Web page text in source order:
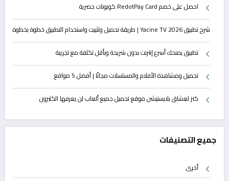
احصل على خصم RedotPay Card كوبونات حصرية
شرح تطبيق Yacine TV 2026 | طريقة تحميل وتثبيت واستخدام التطبيق خطوة بخطوة
تطبيق يمنحك أسرع إنترنت بدون شريحة وبأقل تكلفة مع تجريبة
تحميل ومشاهدة الأفلام والمسلسلات مجانًا | أفضل 5 مواقع
كنز لعشاق بلايستيشن موقع تحميل جميع ألعاب لن يعرفها الكثيرون
جميع التصنيفات
أخرى